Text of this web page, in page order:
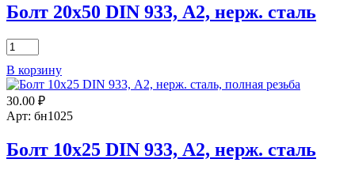
Болт 20х50 DIN 933, А2, нерж. сталь
Количество
товара
Болт
20х50
DIN
933,
нерж.
сталь
В корзину
30.00 ₽
Арт: бн1025
Болт 10х25 DIN 933, А2, нерж. сталь